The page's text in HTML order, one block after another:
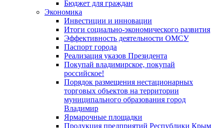
Бюджет для граждан
Экономика
Инвестиции и инновации
Итоги социально-экономического развития
Эффективность деятельности ОМСУ
Паспорт города
Реализация указов Президента
Покупай владимирское, покупай
российское!
Порядок размещения нестационарных
торговых объектов на территории
муниципального образования город
Владимир
Ярмарочные площадки
Продукция предприятий Республики Крым